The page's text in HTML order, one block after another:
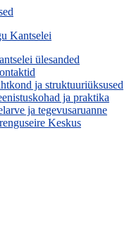
Kantselei
ülesanded
ja struktuuriüksused
ja praktika
ja tegevusaruanne
Keskus